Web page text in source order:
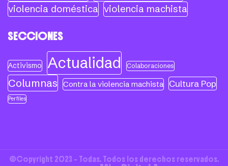
violencia doméstica violencia machista
SECCIONES
Activismo Actualidad Colaboraciones
Columnas Contra la violencia machista Cultura Pop
Perfiles
©Copyright 2023 - Todas. Todos los derechos reservados.